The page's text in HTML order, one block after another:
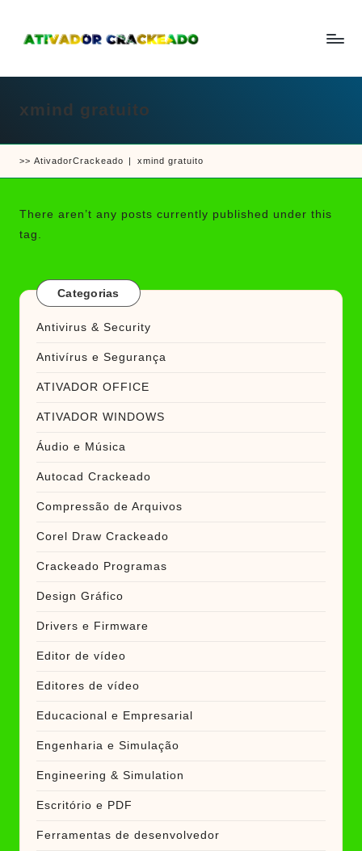
content
ti
a
d
r
e
c
k
e
completo
crackear
software
xmind gratuito
>> AtivadorCrackeado | xmind gratuito
There aren’t any posts currently published under this
tag.
Categorias
Antivirus & Security
Antivírus e Segurança
ATIVADOR OFFICE
ATIVADOR WINDOWS
Áudio e Música
Autocad Crackeado
Compressão de Arquivos
Corel Draw Crackeado
Crackeado Programas
Design Gráfico
Drivers e Firmware
Editor de vídeo
Editores de vídeo
Educacional e Empresarial
Engenharia e Simulação
Engineering & Simulation
Escritório e PDF
Ferramentas de desenvolvedor